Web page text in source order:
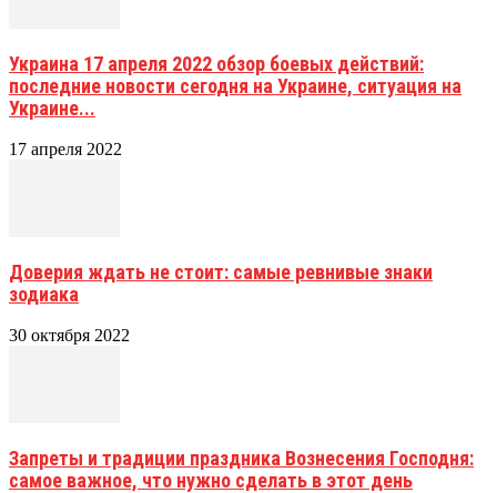
Украина 17 апреля 2022 обзор боевых действий:
последние новости сегодня на Украине, ситуация на
Украине...
17 апреля 2022
Доверия ждать не стоит: самые ревнивые знаки
зодиака
30 октября 2022
Запреты и традиции праздника Вознесения Господня:
самое важное, что нужно сделать в этот день